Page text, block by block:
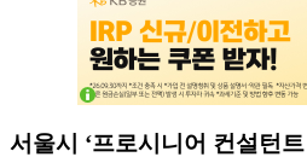
서울시 ‘프로시니어 컨설턴